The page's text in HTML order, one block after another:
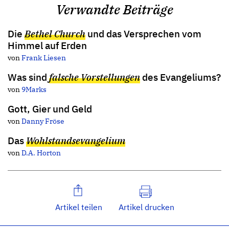
Verwandte Beiträge
Die Bethel Church und das Versprechen vom
Himmel auf Erden
vonFrank Liesen
Was sind falsche Vorstellungen des Evangeliums?
von 9Marks
Gott, Gier und Geld
vonDanny Fröse
DasWohlstandsevangelium
vonD.A. Horton
Artikel teilen Artikel drucken